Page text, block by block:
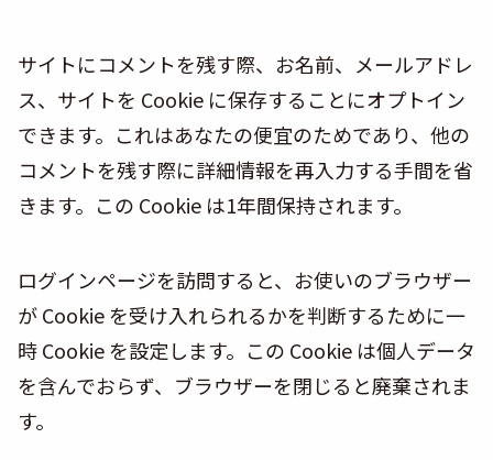
サイトにコメントを残す際、お名前、メールアドレ
ス、サイトを Cookie に保存することにオプトイン
できます。これはあなたの便宜のためであり、他の
コメントを残す際に詳細情報を再入力する手間を省
きます。この Cookie は1年間保持されます。
ログインページを訪問すると、お使いのブラウザー
が Cookie を受け入れられるかを判断するために一
時 Cookie を設定します。この Cookie は個人データ
を含んでおらず、ブラウザーを閉じると廃棄されま
す。